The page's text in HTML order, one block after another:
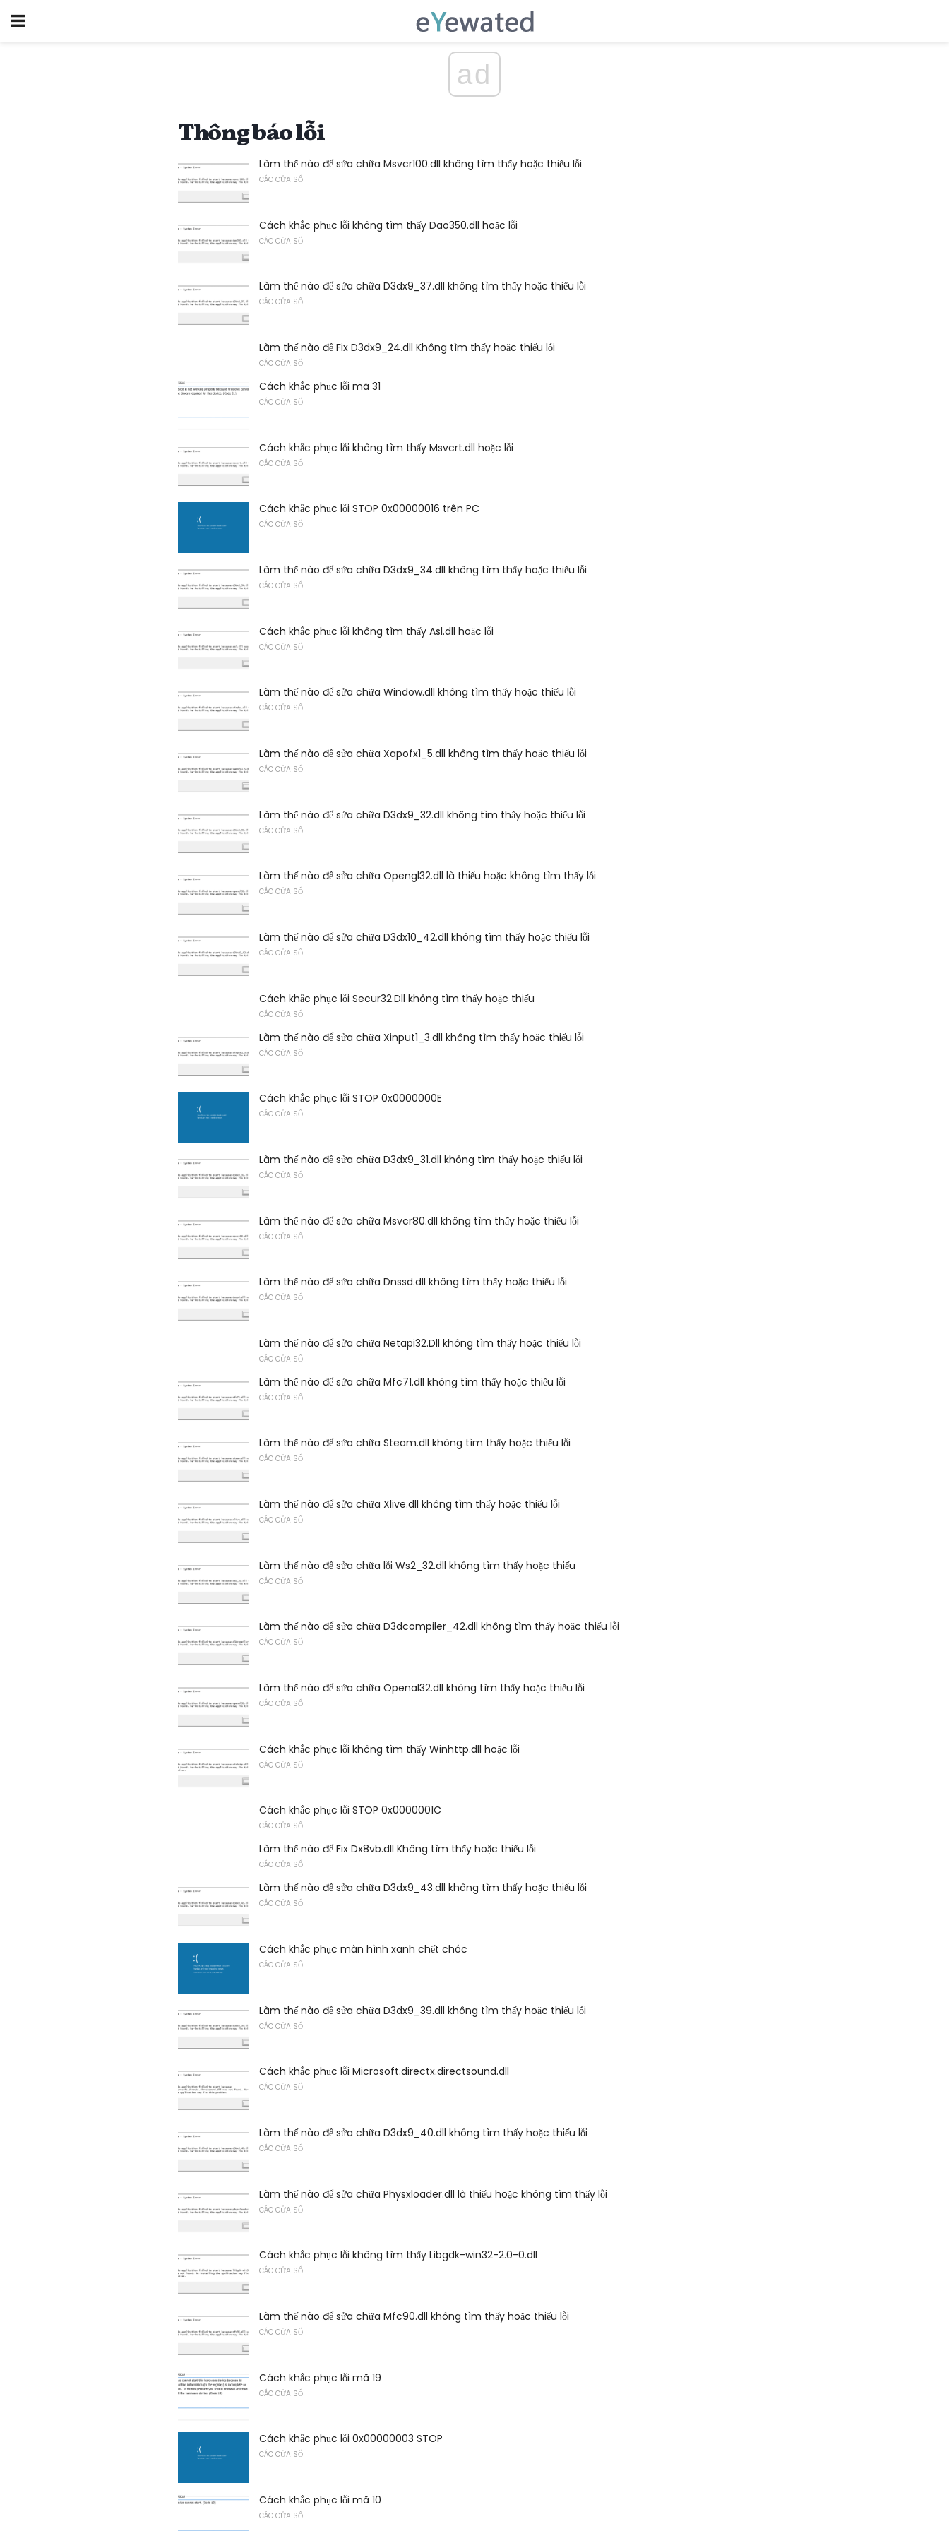
ad
Thông báo lỗi
Làm thế nào để sửa chữa Msvcr100.dll không tìm thấy hoặc thiếu lỗi
CÁC CỬA SỔ
Cách khắc phục lỗi không tìm thấy Dao350.dll hoặc lỗi
CÁC CỬA SỔ
Làm thế nào để sửa chữa D3dx9_37.dll không tìm thấy hoặc thiếu lỗi
CÁC CỬA SỔ
Làm thế nào để Fix D3dx9_24.dll Không tìm thấy hoặc thiếu lỗi
CÁC CỬA SỔ
Cách khắc phục lỗi mã 31
CÁC CỬA SỔ
Cách khắc phục lỗi không tìm thấy Msvcrt.dll hoặc lỗi
CÁC CỬA SỔ
Cách khắc phục lỗi STOP 0x00000016 trên PC
CÁC CỬA SỔ
Làm thế nào để sửa chữa D3dx9_34.dll không tìm thấy hoặc thiếu lỗi
CÁC CỬA SỔ
Cách khắc phục lỗi không tìm thấy Asl.dll hoặc lỗi
CÁC CỬA SỔ
Làm thế nào để sửa chữa Window.dll không tìm thấy hoặc thiếu lỗi
CÁC CỬA SỔ
Làm thế nào để sửa chữa Xapofx1_5.dll không tìm thấy hoặc thiếu lỗi
CÁC CỬA SỔ
Làm thế nào để sửa chữa D3dx9_32.dll không tìm thấy hoặc thiếu lỗi
CÁC CỬA SỔ
Làm thế nào để sửa chữa Opengl32.dll là thiếu hoặc không tìm thấy lỗi
CÁC CỬA SỔ
Làm thế nào để sửa chữa D3dx10_42.dll không tìm thấy hoặc thiếu lỗi
CÁC CỬA SỔ
Cách khắc phục lỗi Secur32.Dll không tìm thấy hoặc thiếu
CÁC CỬA SỔ
Làm thế nào để sửa chữa Xinput1_3.dll không tìm thấy hoặc thiếu lỗi
CÁC CỬA SỔ
Cách khắc phục lỗi STOP 0x0000000E
CÁC CỬA SỔ
Làm thế nào để sửa chữa D3dx9_31.dll không tìm thấy hoặc thiếu lỗi
CÁC CỬA SỔ
Làm thế nào để sửa chữa Msvcr80.dll không tìm thấy hoặc thiếu lỗi
CÁC CỬA SỔ
Làm thế nào để sửa chữa Dnssd.dll không tìm thấy hoặc thiếu lỗi
CÁC CỬA SỔ
Làm thế nào để sửa chữa Netapi32.Dll không tìm thấy hoặc thiếu lỗi
CÁC CỬA SỔ
Làm thế nào để sửa chữa Mfc71.dll không tìm thấy hoặc thiếu lỗi
CÁC CỬA SỔ
Làm thế nào để sửa chữa Steam.dll không tìm thấy hoặc thiếu lỗi
CÁC CỬA SỔ
Làm thế nào để sửa chữa Xlive.dll không tìm thấy hoặc thiếu lỗi
CÁC CỬA SỔ
Làm thế nào để sửa chữa lỗi Ws2_32.dll không tìm thấy hoặc thiếu
CÁC CỬA SỔ
Làm thế nào để sửa chữa D3dcompiler_42.dll không tìm thấy hoặc thiếu lỗi
CÁC CỬA SỔ
Làm thế nào để sửa chữa Openal32.dll không tìm thấy hoặc thiếu lỗi
CÁC CỬA SỔ
Cách khắc phục lỗi không tìm thấy Winhttp.dll hoặc lỗi
CÁC CỬA SỔ
Cách khắc phục lỗi STOP 0x0000001C
CÁC CỬA SỔ
Làm thế nào để Fix Dx8vb.dll Không tìm thấy hoặc thiếu lỗi
CÁC CỬA SỔ
Làm thế nào để sửa chữa D3dx9_43.dll không tìm thấy hoặc thiếu lỗi
CÁC CỬA SỔ
Cách khắc phục màn hình xanh chết chóc
CÁC CỬA SỔ
Làm thế nào để sửa chữa D3dx9_39.dll không tìm thấy hoặc thiếu lỗi
CÁC CỬA SỔ
Cách khắc phục lỗi Microsoft.directx.directsound.dll
CÁC CỬA SỔ
Làm thế nào để sửa chữa D3dx9_40.dll không tìm thấy hoặc thiếu lỗi
CÁC CỬA SỔ
Làm thế nào để sửa chữa Physxloader.dll là thiếu hoặc không tìm thấy lỗi
CÁC CỬA SỔ
Cách khắc phục lỗi không tìm thấy Libgdk-win32-2.0-0.dll
CÁC CỬA SỔ
Làm thế nào để sửa chữa Mfc90.dll không tìm thấy hoặc thiếu lỗi
CÁC CỬA SỔ
Cách khắc phục lỗi mã 19
CÁC CỬA SỔ
Cách khắc phục lỗi 0x00000003 STOP
CÁC CỬA SỔ
Cách khắc phục lỗi mã 10
CÁC CỬA SỔ